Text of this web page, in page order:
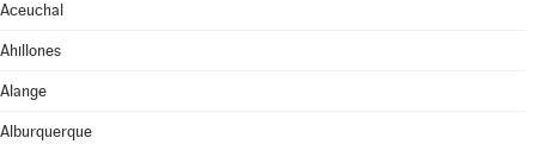
Aceuchal
Ahillones
Alange
Alburquerque